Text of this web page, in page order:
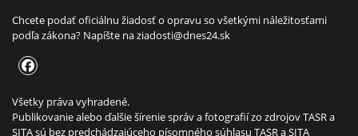
Chcete podať oficiálnu žiadosť o opravu so všetkými náležitosťami
podľa zákona? Napíšte naziadosti@dnes24.sk
Všetky práva vyhradené.
Publikovanie alebo ďalšie šírenie správ a fotografií zo zdrojov TASR a
SITA sú bez predchádzajúceho písomného súhlasu TASR a SITA